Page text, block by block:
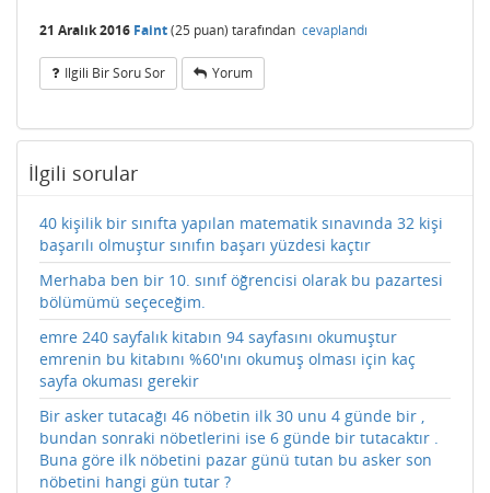
21 Aralık 2016 Faint(25 puan) tarafından cevaplandı
Ilgili Bir Soru Sor Yorum
İlgili sorular
40 kişilik bir sınıfta yapılan matematik sınavında 32 kişi
başarılı olmuştur sınıfın başarı yüzdesi kaçtır
Merhaba ben bir 10. sınıf öğrencisi olarak bu pazartesi
bölümümü seçeceğim.
emre 240 sayfalık kitabın 94 sayfasını okumuştur
emrenin bu kitabını %60'ını okumuş olması için kaç
sayfa okuması gerekir
Bir asker tutacağı 46 nöbetin ilk 30 unu 4 günde bir ,
bundan sonraki nöbetlerini ise 6 günde bir tutacaktır .
Buna göre ilk nöbetini pazar günü tutan bu asker son
nöbetini hangi gün tutar ?